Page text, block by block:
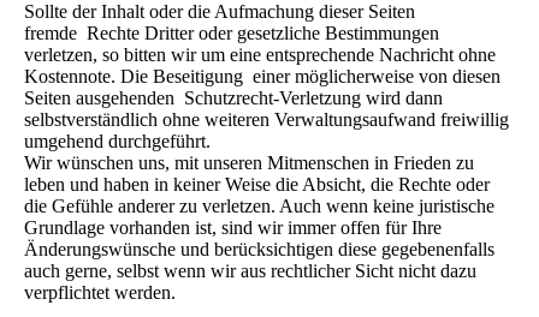
Sollte der Inhalt oder die Aufmachung dieser Seiten
fremde Rechte Dritter oder gesetzliche Bestimmungen
verletzen, so bitten wir um eine entsprechende Nachricht ohne
Kostennote. Die Beseitigung einer möglicherweise von diesen
Seiten ausgehenden Schutzrecht-Verletzung wird dann
selbstverständlich ohne weiteren Verwaltungsaufwand freiwillig
umgehend durchgeführt.
Wir wünschen uns, mit unseren Mitmenschen in Frieden zu
leben und haben in keiner Weise die Absicht, die Rechte oder
die Gefühle anderer zu verletzen. Auch wenn keine juristische
Grundlage vorhanden ist, sind wir immer offen für Ihre
Änderungswünsche und berücksichtigen diese gegebenenfalls
auch gerne, selbst wenn wir aus rechtlicher Sicht nicht dazu
verpflichtet werden.